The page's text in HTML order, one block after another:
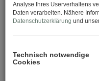
Analyse Ihres Userverhaltens
Daten verarbeiten. Nähere
Datenschutzerklärung und
Technisch notwendige
Cookies